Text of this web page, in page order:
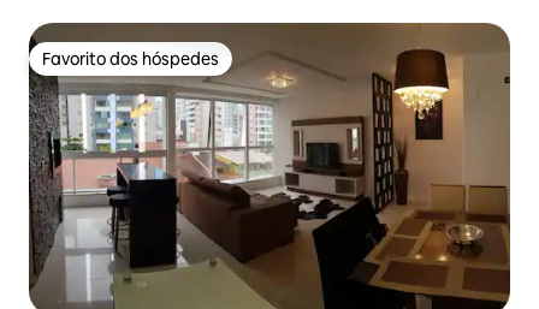
Favorito dos hóspedes
Favorito dos hóspedes